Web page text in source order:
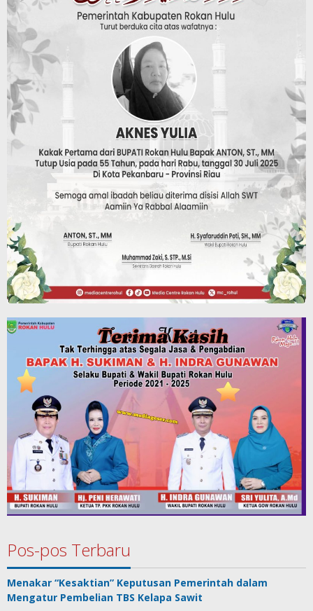
Pos-pos Terbaru
Menakar “Kesaktian” Keputusan Pemerintah dalam
Mengatur Pembelian TBS Kelapa Sawit